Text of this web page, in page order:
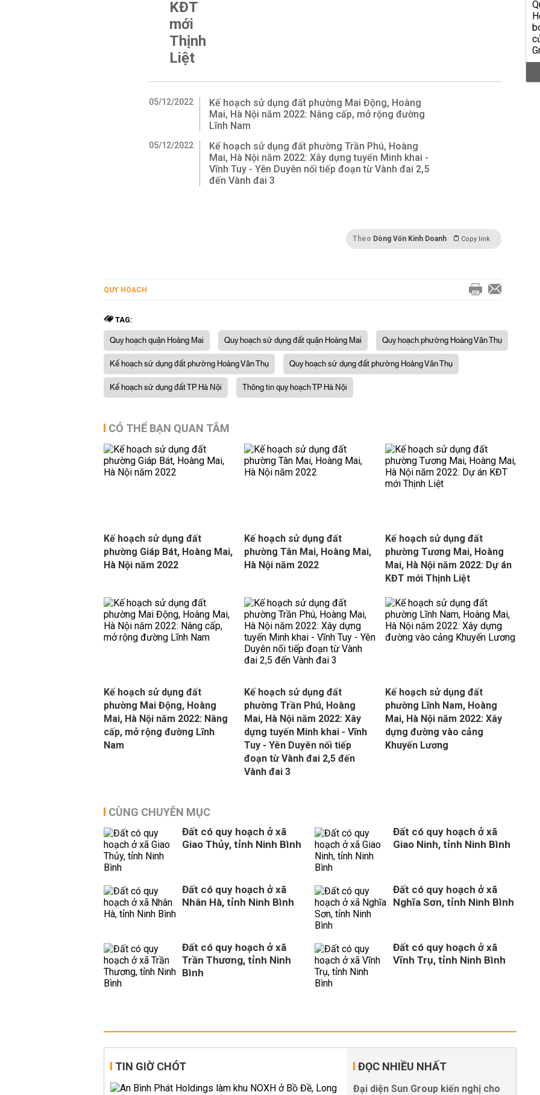
KĐT
mới
Thịnh
Liệt
05/12/2022
Kế hoạch sử dụng đất phường Mai Động, Hoàng
Mai, Hà Nội năm 2022: Nâng cấp, mở rộng đường
Lĩnh Nam
05/12/2022
Kế hoạch sử dụng đất phường Trần Phú, Hoàng
Mai, Hà Nội năm 2022: Xây dựng tuyến Minh khai -
Vĩnh Tuy - Yên Duyên nối tiếp đoạn từ Vành đai 2,5
đến Vành đai 3
Theo Dòng Vốn Kinh Doanh Copy link
QUY HOẠCH
TAG:
Quy hoạch quận Hoàng Mai Quy hoạch sử dụng đất quận Hoàng Mai
Quy hoạch phường Hoàng Văn Thụ
Kế hoạch sử dụng đất phường Hoàng Văn Thụ
Quy hoạch sử dụng đất phường Hoàng Văn Thụ
Kế hoạch sử dụng đất TP Hà Nội
Thông tin quy hoạch TP Hà Nội
CÓ THỂ BẠN QUAN TÂM
Kế hoạch sử dụng đất
phường Giáp Bát, Hoàng Mai,
Hà Nội năm 2022
Kế hoạch sử dụng đất
phường Tân Mai, Hoàng Mai,
Hà Nội năm 2022
Kế hoạch sử dụng đất
phường Tương Mai, Hoàng
Mai, Hà Nội năm 2022: Dự án
KĐT mới Thịnh Liệt
Kế hoạch sử dụng đất
phường Mai Động, Hoàng
Mai, Hà Nội năm 2022: Nâng
cấp, mở rộng đường Lĩnh
Nam
Kế hoạch sử dụng đất
phường Trần Phú, Hoàng
Mai, Hà Nội năm 2022: Xây
dựng tuyến Minh khai - Vĩnh
Tuy - Yên Duyên nối tiếp
đoạn từ Vành đai 2,5 đến
Vành đai 3
Kế hoạch sử dụng đất
phường Lĩnh Nam, Hoàng
Mai, Hà Nội năm 2022: Xây
dựng đường vào cảng
Khuyến Lương
CÙNG CHUYÊN MỤC
Đất có quy hoạch ở xã
Giao Thủy, tỉnh Ninh Bình
Đất có quy hoạch ở xã
Giao Ninh, tỉnh Ninh Bình
Đất có quy hoạch ở xã
Nhân Hà, tỉnh Ninh Bình
Đất có quy hoạch ở xã
Nghĩa Sơn, tỉnh Ninh Bình
Đất có quy hoạch ở xã
Trần Thương, tỉnh Ninh
Bình
Đất có quy hoạch ở xã
Vĩnh Trụ, tỉnh Ninh Bình
TIN GIỜ CHÓT ĐỌC NHIỀU NHẤT
Đại diện Sun Group kiến nghị cho